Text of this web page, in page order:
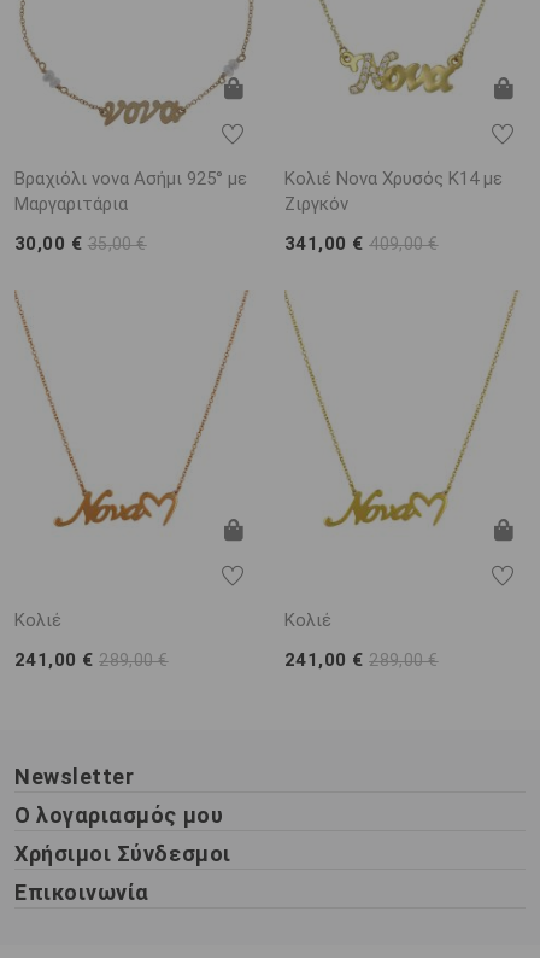
Βραχιόλι νονα Ασήμι 925° με
Μαργαριτάρια
30,00 € 35,00 €
Κολιέ Νονα Χρυσός Κ14 με
Ζιργκόν
341,00 €409,00 €
Κολιέ
241,00 €289,00 €
Κολιέ
241,00 €289,00 €
Newsletter
Ο λογαριασμός μου
Χρήσιμοι Σύνδεσμοι
Επικοινωνία